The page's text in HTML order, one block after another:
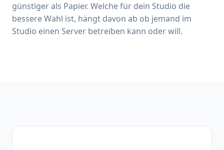
günstiger als Papier. Welche für dein Studio die
bessere Wahl ist, hängt davon ab ob jemand im
Studio einen Server betreiben kann oder will.